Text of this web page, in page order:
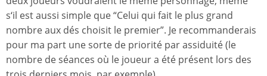
s‘il est aussi simple que “Celui qui fait le plus grand
nombre aux dés choisit le premier”. Je recommanderais
pour ma part une sorte de priorité par assiduité (le
nombre de séances où le joueur a été présent lors des